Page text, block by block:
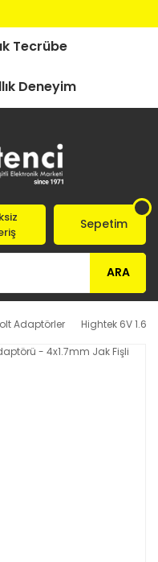
Tecrübe
Deneyim
ARA
Sepetim
Adaptörler Hightek 6V